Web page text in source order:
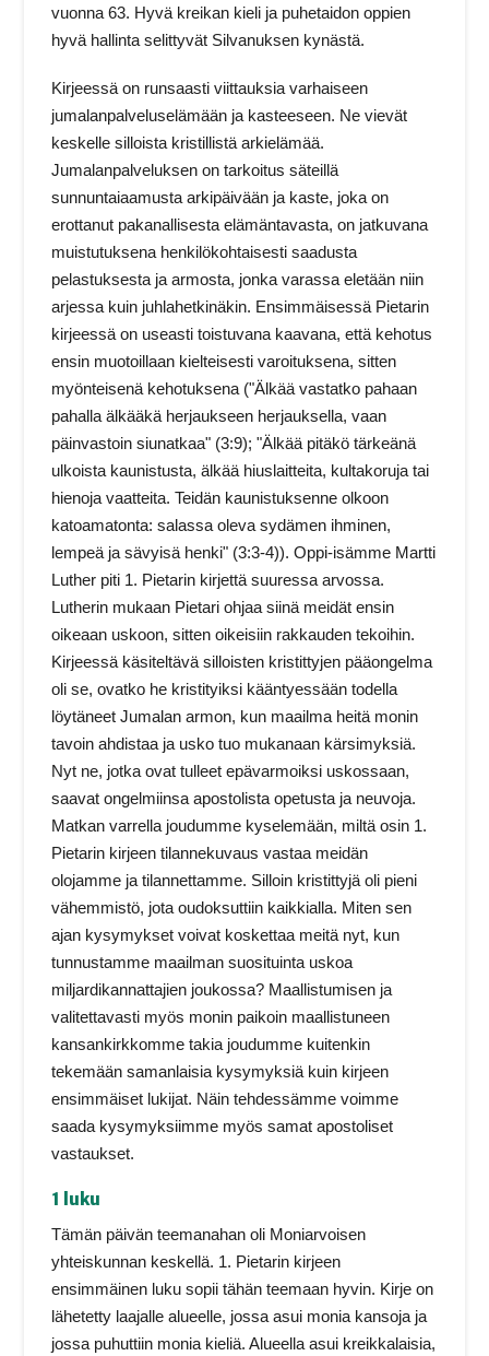
vuonna 63. Hyvä kreikan kieli ja puhetaidon oppien
hyvä hallinta selittyvät Silvanuksen kynästä.
Kirjeessä on runsaasti viittauksia varhaiseen
jumalanpalveluselämään ja kasteeseen. Ne vievät
keskelle silloista kristillistä arkielämää.
Jumalanpalveluksen on tarkoitus säteillä
sunnuntaiaamusta arkipäivään ja kaste, joka on
erottanut pakanallisesta elämäntavasta, on jatkuvana
muistutuksena henkilökohtaisesti saadusta
pelastuksesta ja armosta, jonka varassa eletään niin
arjessa kuin juhlahetkinäkin. Ensimmäisessä Pietarin
kirjeessä on useasti toistuvana kaavana, että kehotus
ensin muotoillaan kielteisesti varoituksena, sitten
myönteisenä kehotuksena ("Älkää vastatko pahaan
pahalla älkääkä herjaukseen herjauksella, vaan
päinvastoin siunatkaa" (3:9); "Älkää pitäkö tärkeänä
ulkoista kaunistusta, älkää hiuslaitteita, kultakoruja tai
hienoja vaatteita. Teidän kaunistuksenne olkoon
katoamatonta: salassa oleva sydämen ihminen,
lempeä ja sävyisä henki" (3:3-4)). Oppi-isämme Martti
Luther piti 1. Pietarin kirjettä suuressa arvossa.
Lutherin mukaan Pietari ohjaa siinä meidät ensin
oikeaan uskoon, sitten oikeisiin rakkauden tekoihin.
Kirjeessä käsiteltävä silloisten kristittyjen pääongelma
oli se, ovatko he kristityiksi kääntyessään todella
löytäneet Jumalan armon, kun maailma heitä monin
tavoin ahdistaa ja usko tuo mukanaan kärsimyksiä.
Nyt ne, jotka ovat tulleet epävarmoiksi uskossaan,
saavat ongelmiinsa apostolista opetusta ja neuvoja.
Matkan varrella joudumme kyselemään, miltä osin 1.
Pietarin kirjeen tilannekuvaus vastaa meidän
olojamme ja tilannettamme. Silloin kristittyjä oli pieni
vähemmistö, jota oudoksuttiin kaikkialla. Miten sen
ajan kysymykset voivat koskettaa meitä nyt, kun
tunnustamme maailman suosituinta uskoa
miljardikannattajien joukossa? Maallistumisen ja
valitettavasti myös monin paikoin maallistuneen
kansankirkkomme takia joudumme kuitenkin
tekemään samanlaisia kysymyksiä kuin kirjeen
ensimmäiset lukijat. Näin tehdessämme voimme
saada kysymyksiimme myös samat apostoliset
vastaukset.
1 luku
Tämän päivän teemanahan oli Moniarvoisen
yhteiskunnan keskellä. 1. Pietarin kirjeen
ensimmäinen luku sopii tähän teemaan hyvin. Kirje on
lähetetty laajalle alueelle, jossa asui monia kansoja ja
jossa puhuttiin monia kieliä. Alueella asui kreikkalaisia,